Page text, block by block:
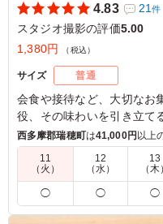
4.83 21件
スタジオ撮影の評価5.00
1,380円
（税込）
サイズ 普通
会食や接待など、大切なお
役、その味わいを引き立て
揚げやブロッコリーの醤油
とする味わい。至福の時間
※選べるご飯は下記のプル
※画像は「白エビ飯」です。
西多摩郡瑞穂町は41,000円 以上
11
（火）
12
（水）
13
（木
◯ ◯ ◯